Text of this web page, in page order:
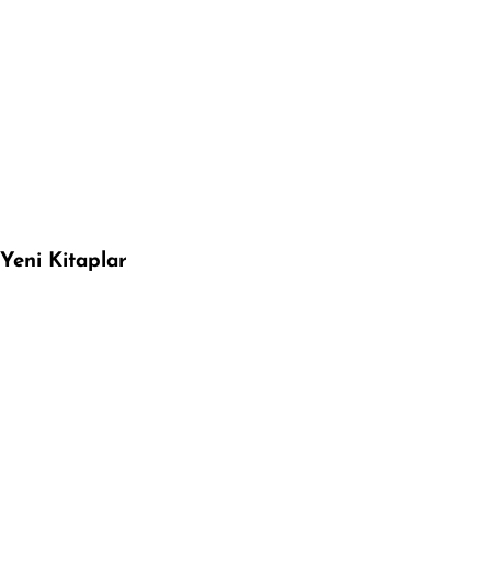
Yeni Kitaplar